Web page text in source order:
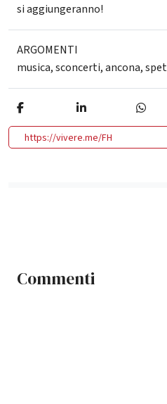
si aggiungeranno!
ARGOMENTI
musica,sconcerti,ancona,
https://vivere.me/FH
Commenti